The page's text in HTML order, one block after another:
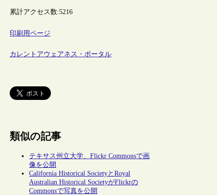
累計アクセス数:5216
印刷用ページ
カレントアウェアネス・ポータル
類似の記事
テキサス州立大学、Flickr Commonsで画
像を公開
California Historical SocietyとRoyal
Australian Historical SocietyがFlickrの
Commonsで写真を公開